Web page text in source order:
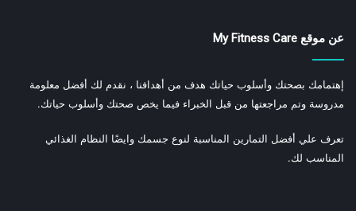
عن موقع My Fitness Care
إهتمامك بصحتك وأسلوب حياتك هدف من أهدافنا ، نقدم لك أفضل معلومة
مدروسة وتم مراجعتها من قبل الخبراء فيما يخص صحتك وأسلوب حياتك.
تعرف علي أفضل التمارين المناسبة لنوع جسمك وايضًا النظام الغذائي
المناسب لك.